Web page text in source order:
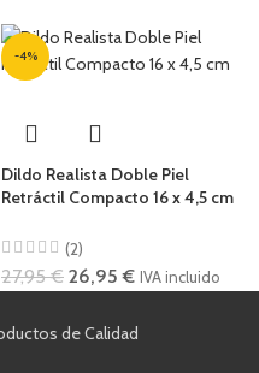
-4%
Dildo Realista Doble Piel
Retráctil Compacto 16 x 4,5 cm
(2)
27,95€ 26,95€ IVA incluido